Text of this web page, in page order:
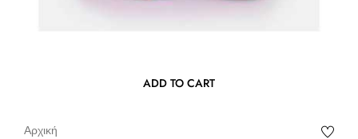
ADD TO CART
Αρχική